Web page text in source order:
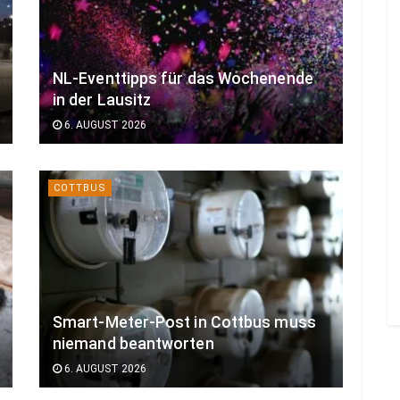
NL-Eventtipps für das Wochenende
in der Lausitz
6. AUGUST 2026
COTTBUS
Smart-Meter-Post in Cottbus muss
niemand beantworten
6. AUGUST 2026